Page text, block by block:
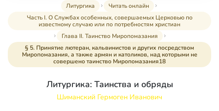
Литургика
Читать онлайн
Часть I. О Службах особенных, совершаемых Церковью по
известному случаю или по потребностям христиан
Глава II. Таинство Миропомазания
§ 5. Принятие лютеран, кальвинистов и других посредством
Миропомазания, а также армян и католиков, над которыми не
совершено таинство Миропомазания18
Литургика: Таинства и обряды
Шиманский Гермоген Иванович